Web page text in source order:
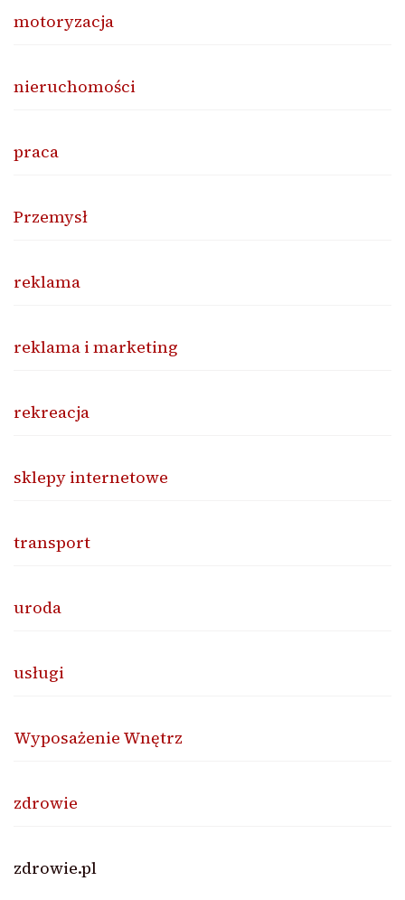
motoryzacja
nieruchomości
praca
Przemysł
reklama
reklama i marketing
rekreacja
sklepy internetowe
transport
uroda
usługi
Wyposażenie Wnętrz
zdrowie
zdrowie.pl